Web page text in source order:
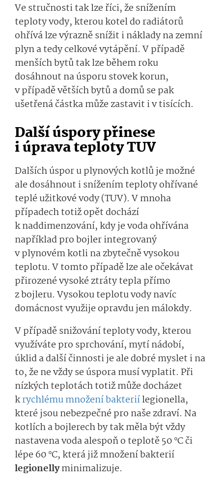
Ve stručnosti tak lze říci, že snížením
teploty vody, kterou kotel do radiátorů
ohřívá lze výrazně snížit i náklady na zemní
plyn a tedy celkové vytápění. V případě
menších bytů tak lze během roku
dosáhnout na úsporu stovek korun,
v případě větších bytů a domů se pak
ušetřená částka může zastavit i v tisících.
Další úspory přinese
i úprava teploty TUV
Dalších úspor u plynových kotlů je možné
ale dosáhnout i snížením teploty ohřívané
teplé užitkové vody (TUV). V mnoha
případech totiž opět dochází
k naddimenzování, kdy je voda ohřívána
například pro bojler integrovaný
v plynovém kotli na zbytečně vysokou
teplotu. V tomto případě lze ale očekávat
přirozené vysoké ztráty tepla přímo
z bojleru. Vysokou teplotu vody navíc
domácnost využije opravdu jen málokdy.
V případě snižování teploty vody, kterou
využíváte pro sprchování, mytí nádobí,
úklid a další činnosti je ale dobré myslet i na
to, že ne vždy se úspora musí vyplatit. Při
nízkých teplotách totiž může docházet
krychlému množení bakteriílegionella,
které jsou nebezpečné pro naše zdraví. Na
kotlích a bojlerech by tak měla být vždy
nastavena voda alespoň o teplotě 50 °C či
lépe 60 °C, která již množení bakterií
legionellyminimalizuje.